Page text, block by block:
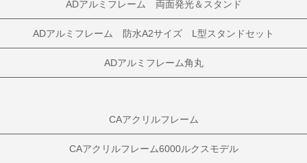
ADアルミフレーム 両面発光＆スタンド
ADアルミフレーム 防水A2サイズ L型スタンドセット
ADアルミフレーム角丸
CAアクリルフレーム
CAアクリルフレーム6000ルクスモデル